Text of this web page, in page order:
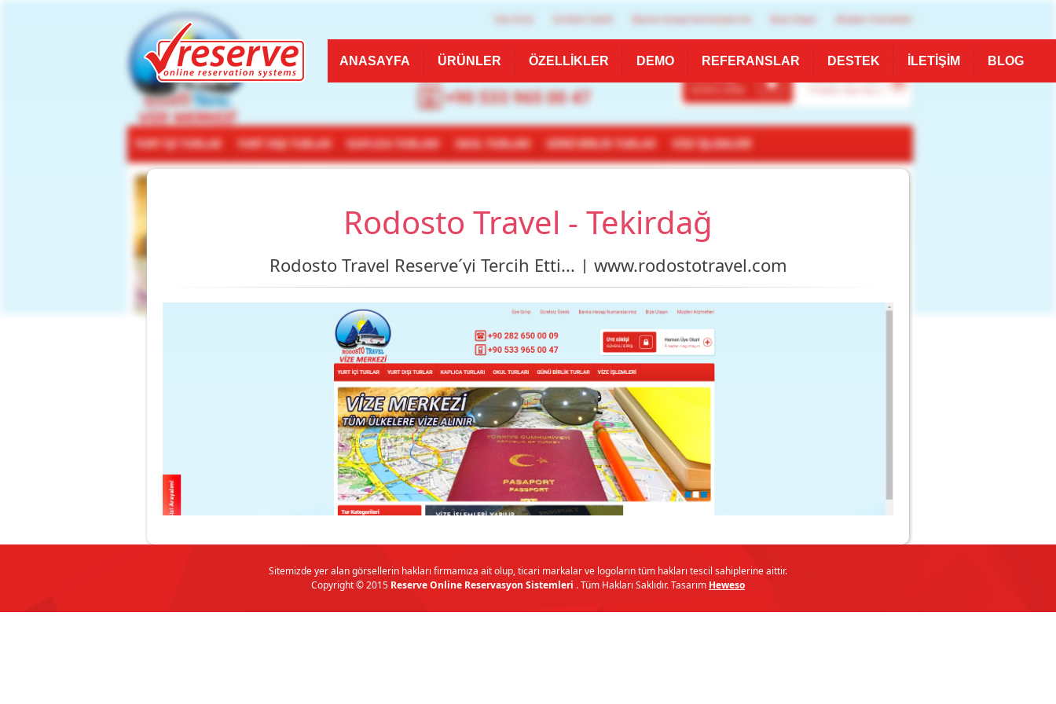
ANASAYFA ÜRÜNLER ÖZELLİKLER DEMO REFERANSLAR DESTEK İLETİŞİM BLOG
Rodosto Travel - Tekirdağ
Rodosto Travel Reserve´yi Tercih Etti... | www.rodostotravel.com
Sitemizde yer alan görsellerin hakları firmamıza ait olup, ticari markalar ve logoların tüm hakları tescil sahiplerine aittir.
Copyright © 2015 Reserve Online Reservasyon Sistemleri . Tüm Hakları Saklıdır. Tasarım Heweso